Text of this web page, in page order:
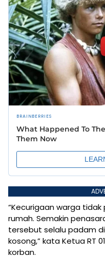
“Kecurigaan warga
rumah. Semakin
tersebut selalu padam
kosong,” kata Ketua RT
korban.